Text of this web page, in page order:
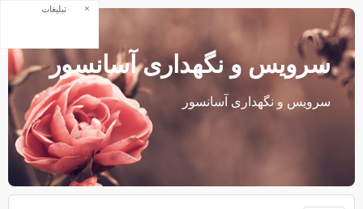
سرویس و نگهداری آسانسور
سرویس و نگهداری آسانسور
تبلیغات ×